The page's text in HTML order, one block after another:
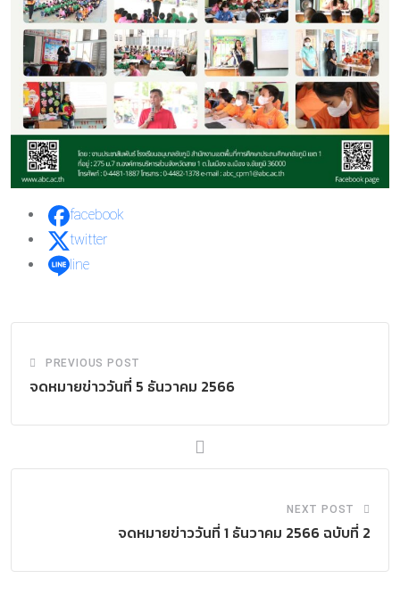
facebook
twitter
line
PREVIOUS POST
จดหมายข่าววันที่ 5 ธันวาคม 2566
NEXT POST
จดหมายข่าววันที่ 1 ธันวาคม 2566 ฉบับที่ 2